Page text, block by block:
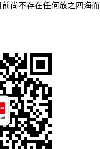
尚不存在任何放之四海